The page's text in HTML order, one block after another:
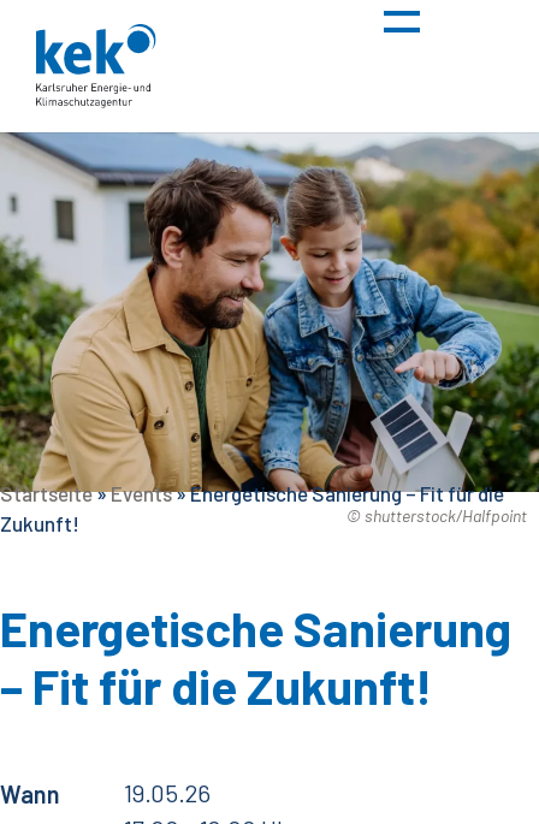
© shutterstock/Halfpoint
Startseite»Events»Energetische Sanierung – Fit für die
Zukunft!
Energetische Sanierung
– Fit für die Zukunft!
Wann
19.05.26